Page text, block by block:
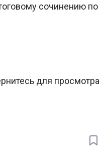
сочинению по
для просмотра